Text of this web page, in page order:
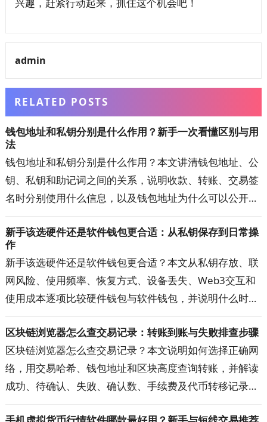
admin
RELATED POSTS
钱包地址和私钥分别是什么作用？新手一次看懂区别与用
法
钱包地址和私钥分别是什么作用？本文讲清钱包地址、公
钥、私钥和助记词之间的关系，说明收款、转账、交易签
名时分别使用什么信息，以及钱包地址为什么可以公开、
地址填错、换钱包恢复资产等新手常见问题，帮助你正确
理解加密钱包的运行方式。
新手该选硬件还是软件钱包更合适：从私钥保存到日常操
作
新手该选硬件还是软件钱包更合适？本文从私钥存放、联
网风险、使用频率、恢复方式、设备丢失、Web3交互和
使用成本逐项比较硬件钱包与软件钱包，并说明什么时候
及两者组合使用的方法，帮助你按自己的资金用途和操作
习惯选择更合适的钱包。
区块链浏览器怎么查交易记录：转账到账与失败排查步骤
区块链浏览器怎么查交易记录？本文说明如何选择正确网
络，用交易哈希、钱包地址和区块高度查询转账，并解读
成功、待确认、失败、确认数、手续费及代币转移记录。